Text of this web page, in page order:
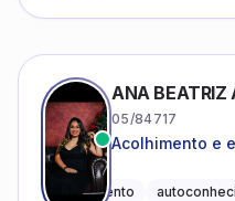
ANA BEATRIZ
05/84717
Acolhimento e
Acolhimento